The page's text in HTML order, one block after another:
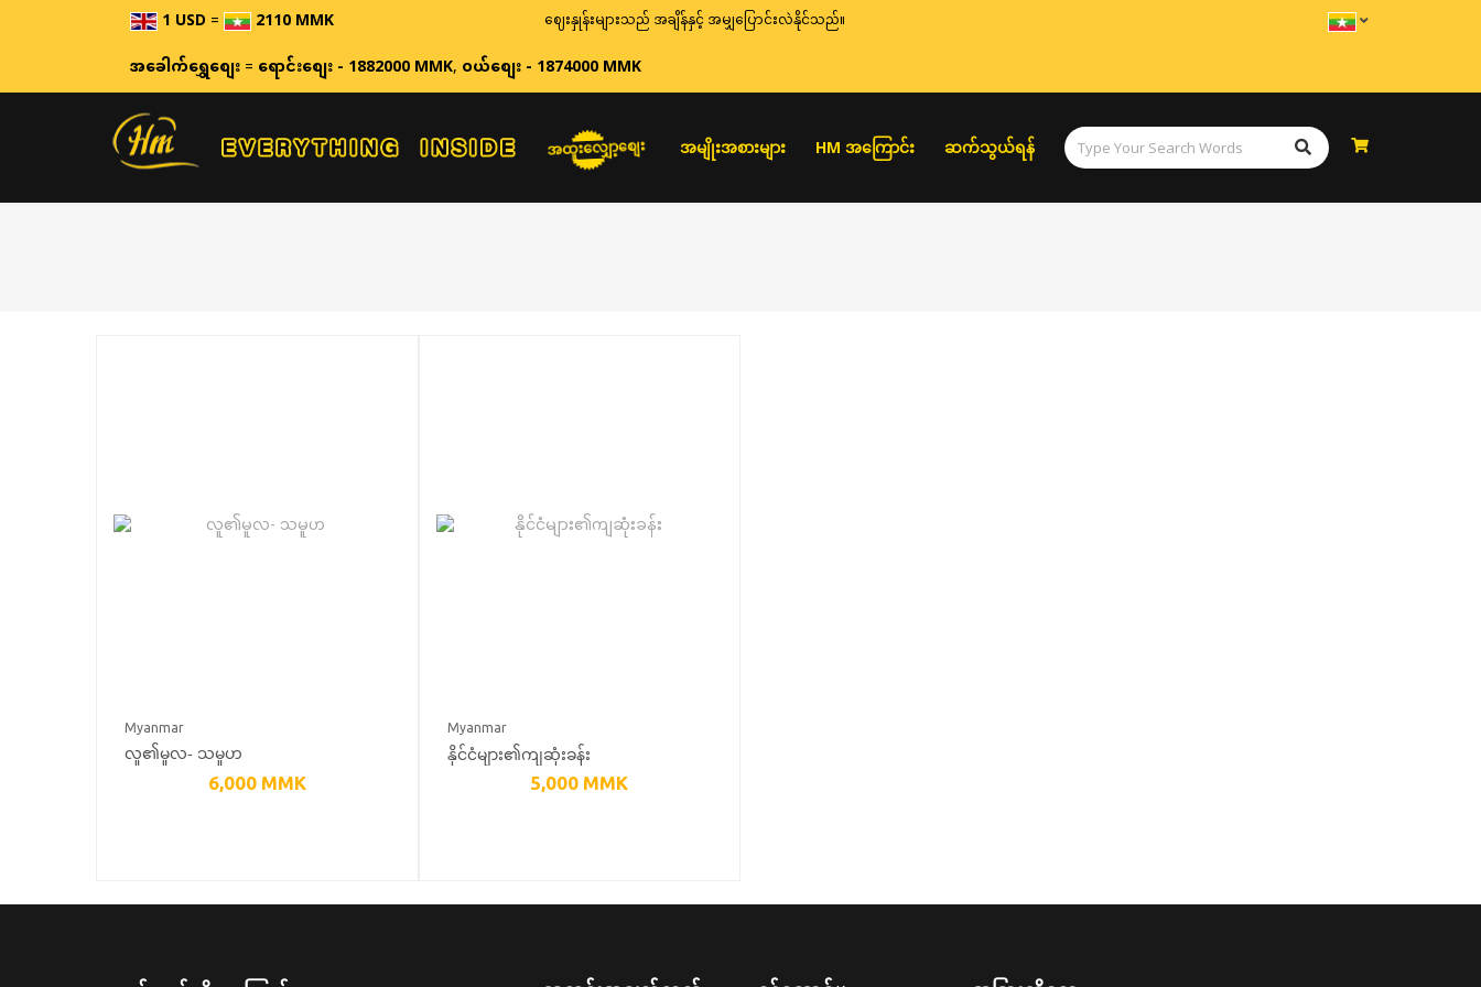
1 USD= 2110 MMK ဈေးနှုန်းများသည် အချိန်နှင့် အမျှပြောင်းလဲနိုင်သည်။
အခေါက်ရွှေစျေး=ရောင်းစျေး - 1882000 MMK,ဝယ်စျေး - 1874000 MMK
အထူးလျှော့စျေး အမျိုးအစားများ HM အကြောင်း ဆက်သွယ်ရန်
Myanmar
လူ၏မူလ- သမူဟ
6,000 MMK
Myanmar
နိုင်ငံများ၏ကျဆုံးခန်း
5,000 MMK